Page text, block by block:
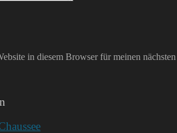
in diesem Browser für meinen